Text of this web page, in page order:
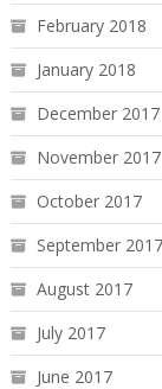
February 2018
January 2018
December 2017
November 2017
October 2017
September 2017
August 2017
July 2017
June 2017